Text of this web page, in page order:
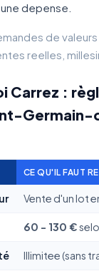
depense.
de
reelles,
Carrez :
CE QU'IL FAUT
Vente d'un lot
60 - 130 €
Illimitee (sans